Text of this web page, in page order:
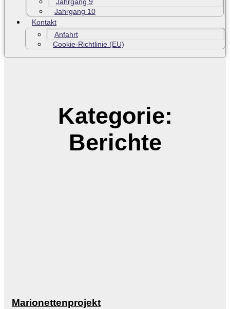
Jahrgang 10
Kontakt
Anfahrt
Cookie-Richtlinie (EU)
Kategorie:
Berichte
Marionettenprojekt